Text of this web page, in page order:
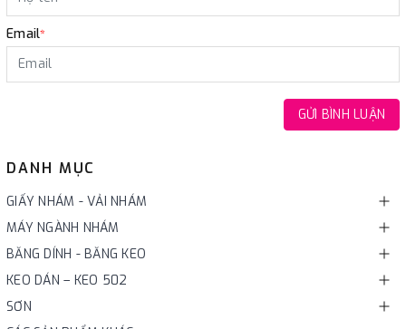
DANH MỤC
GIẤY NHÁM - VẢI NHÁM
MÁY NGÀNH NHÁM
BĂNG DÍNH - BĂNG KEO
KEO DÁN – KEO 502
SƠN
Email*
GỬI BÌNH LUẬN